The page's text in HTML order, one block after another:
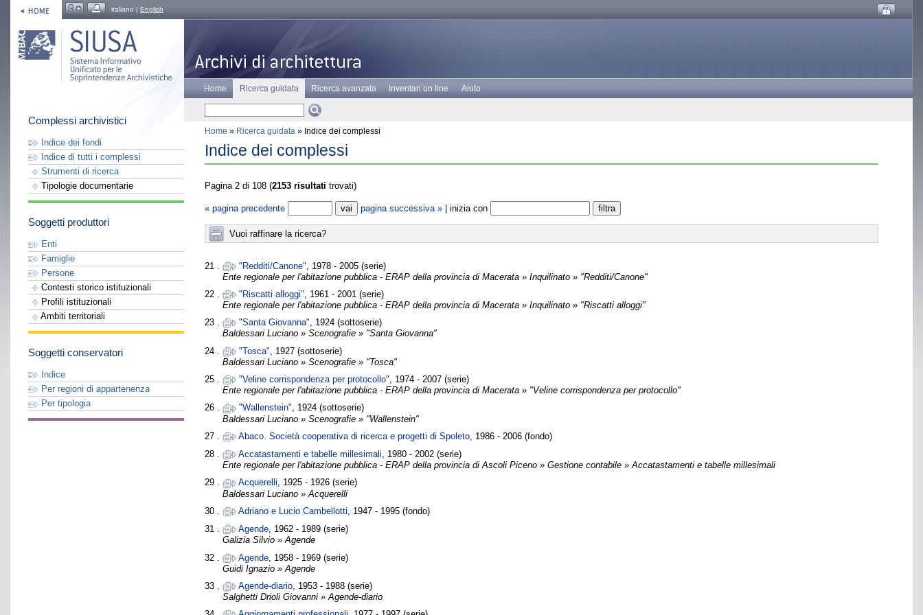
italiano | English
Complessi archivistici
Indice dei fondi
Indice di tutti i complessi
Strumenti di ricerca
Tipologie documentarie
Soggetti produttori
Enti
Famiglie
Persone
Contesti storico istituzionali
Profili istituzionali
Ambiti territoriali
Soggetti conservatori
Indice
Per regioni di appartenenza
Per tipologia
Home Ricerca guidata Ricerca avanzata Inventari on line Aiuto
Home » Ricerca guidata » Indice dei complessi
Indice dei complessi
Pagina 2 di 108 (2153 risultati trovati)
« pagina precedente pagina successiva » | inizia con
Vuoi raffinare la ricerca?
21 . "Redditi/Canone" , 1978 - 2005 (serie)
Ente regionale per l'abitazione pubblica - ERAP della provincia di Macerata » Inquilinato » "Redditi/Canone"
22 .
"Riscatti alloggi" , 1961 - 2001 (serie)
Ente regionale per l'abitazione pubblica - ERAP della provincia di Macerata » Inquilinato » "Riscatti alloggi"
23 .
"Santa Giovanna", 1924 (sottoserie)
Baldessari Luciano » Scenografie » "Santa Giovanna"
24 .
"Tosca" , 1927 (sottoserie)
Baldessari Luciano » Scenografie » "Tosca"
25 .
"Veline corrispondenza per protocollo", 1974 - 2007 (serie)
Ente regionale per l'abitazione pubblica - ERAP della provincia di Macerata » "Veline corrispondenza per protocollo"
26 .
"Wallenstein", 1924 (sottoserie)
Baldessari Luciano » Scenografie » "Wallenstein"
27 .
Abaco. Società cooperativa di ricerca e progetti di Spoleto , 1986 - 2006 (fondo)
28 .
Accatastamenti e tabelle millesimali, 1980 - 2002 (serie)
Ente regionale per l'abitazione pubblica - ERAP della provincia di Ascoli Piceno » Gestione contabile » Accatastamenti e tabelle millesimali
29 .
Acquerelli, 1925 - 1926 (serie)
Baldessari Luciano » Acquerelli
30 .
Adriano e Lucio Cambellotti , 1947 - 1995 (fondo)
31 .
Agende, 1962 - 1989 (serie)
Galizia Silvio » Agende
32 .
Agende , 1958 - 1969 (serie)
Guidi Ignazio » Agende
33 .
Agende-diario , 1953 - 1988 (serie)
Salghetti Drioli Giovanni » Agende-diario